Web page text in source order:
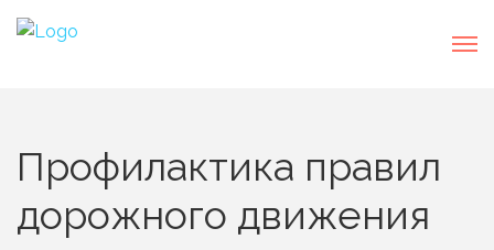
Профилактика правил
дорожного движения